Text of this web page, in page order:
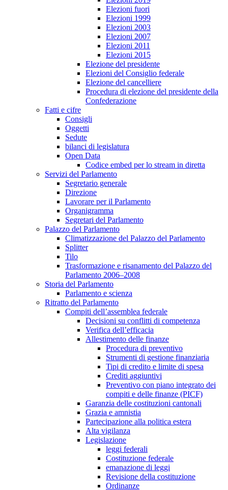
Elezioni fuori
Elezioni 1999
Elezioni 2003
Elezioni 2007
Elezioni 2011
Elezioni 2015
Elezione del presidente
Elezioni del Consiglio federale
Elezione del cancelliere
Procedura di elezione del presidente della
Confederazione
Fatti e cifre
Consigli
Oggetti
Sedute
bilanci di legislatura
Open Data
Codice embed per lo stream in diretta
Servizi del Parlamento
Segretario generale
Direzione
Lavorare per il Parlamento
Organigramma
Segretari del Parlamento
Palazzo del Parlamento
Climatizzazione del Palazzo del Parlamento
Splitter
Tilo
Trasformazione e risanamento del Palazzo del
Parlamento 2006–2008
Storia del Parlamento
Parlamento e scienza
Ritratto del Parlamento
Compiti dell’assemblea federale
Decisioni su conflitti di competenza
Verifica dell’efficacia
Allestimento delle finanze
Procedura di preventivo
Strumenti di gestione finanziaria
Tipi di credito e limite di spesa
Crediti aggiuntivi
Preventivo con piano integrato dei
compiti e delle finanze (PICF)
Garanzia delle costituzioni cantonali
Grazia e amnistia
Partecipazione alla politica estera
Alta vigilanza
Legislazione
leggi federali
Costituzione federale
emanazione di leggi
Revisione della costituzione
Ordinanze